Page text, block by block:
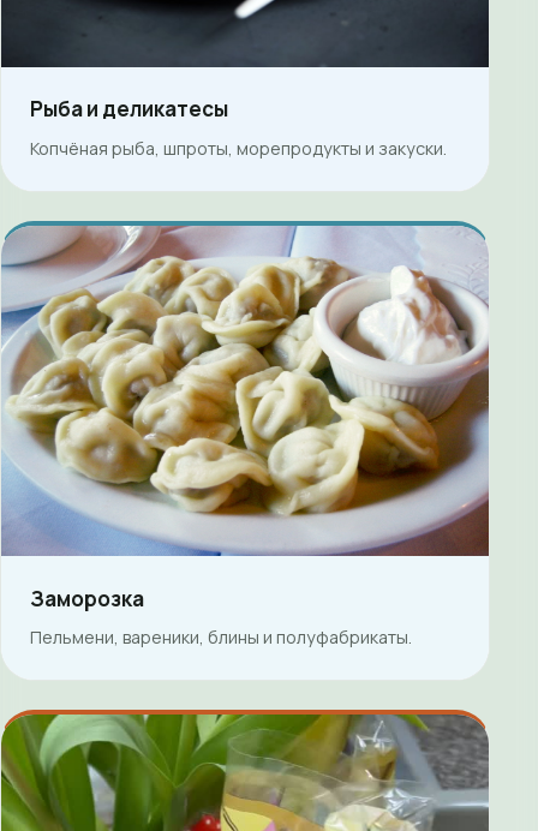
Рыба и деликатесы
Копчёная рыба, шпроты, морепродукты и закуски.
Заморозка
Пельмени, вареники, блины и полуфабрикаты.